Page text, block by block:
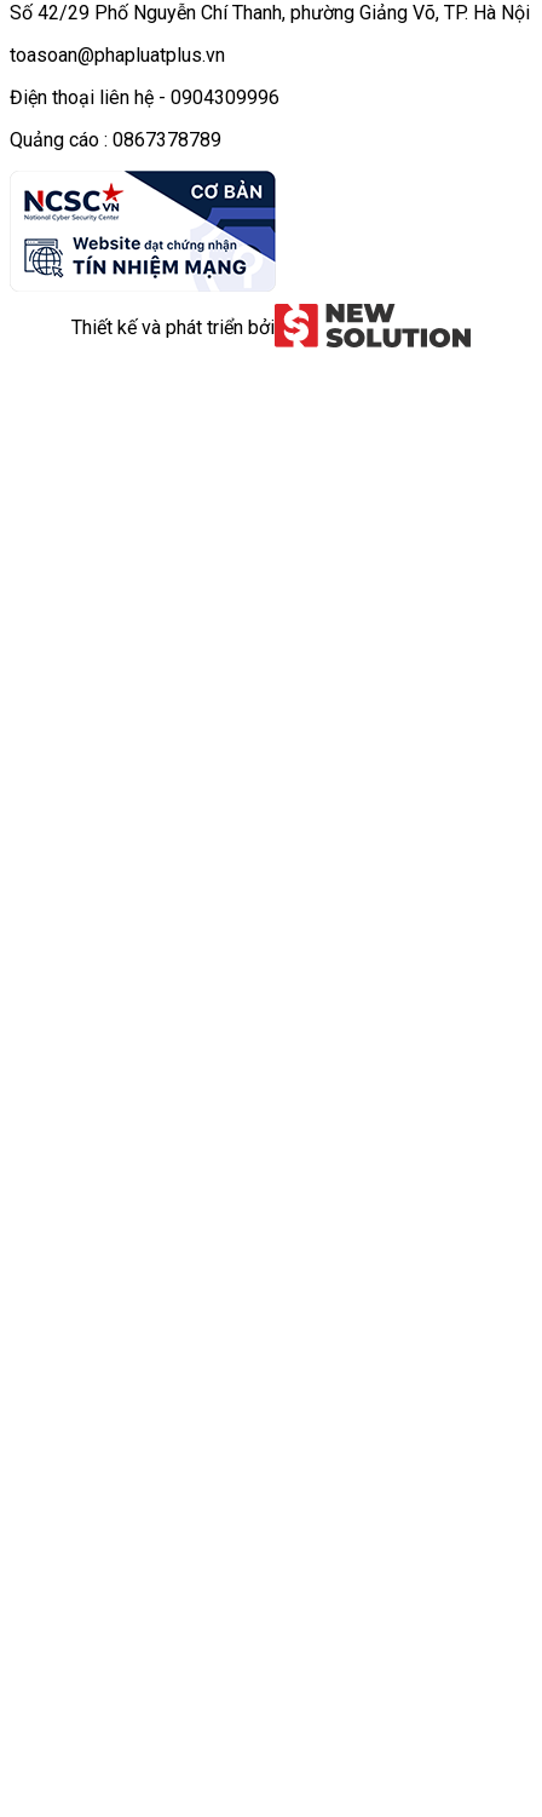
Số 42/29 Phố Nguyễn Chí Thanh, phường Giảng Võ, TP. Hà Nội
toasoan@phapluatplus.vn
Điện thoại liên hệ - 0904309996
Quảng cáo : 0867378789
Thiết kế và phát triển bởi